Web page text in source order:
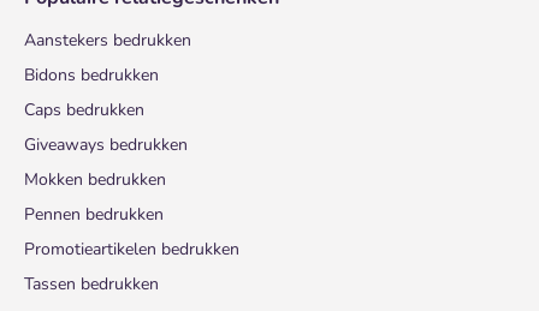
Aanstekers bedrukken
Bidons bedrukken
Caps bedrukken
Giveaways bedrukken
Mokken bedrukken
Pennen bedrukken
Promotieartikelen bedrukken
Tassen bedrukken